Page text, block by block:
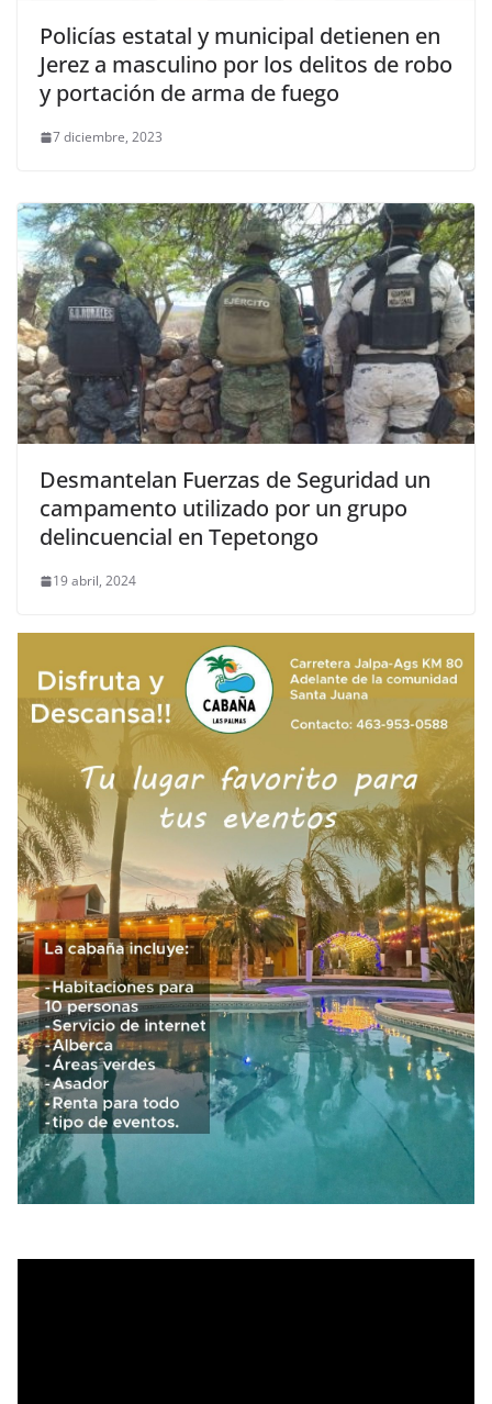
Policías estatal y municipal detienen en
Jerez a masculino por los delitos de robo
y portación de arma de fuego
7 diciembre, 2023
Desmantelan Fuerzas de Seguridad un
campamento utilizado por un grupo
delincuencial en Tepetongo
19 abril, 2024